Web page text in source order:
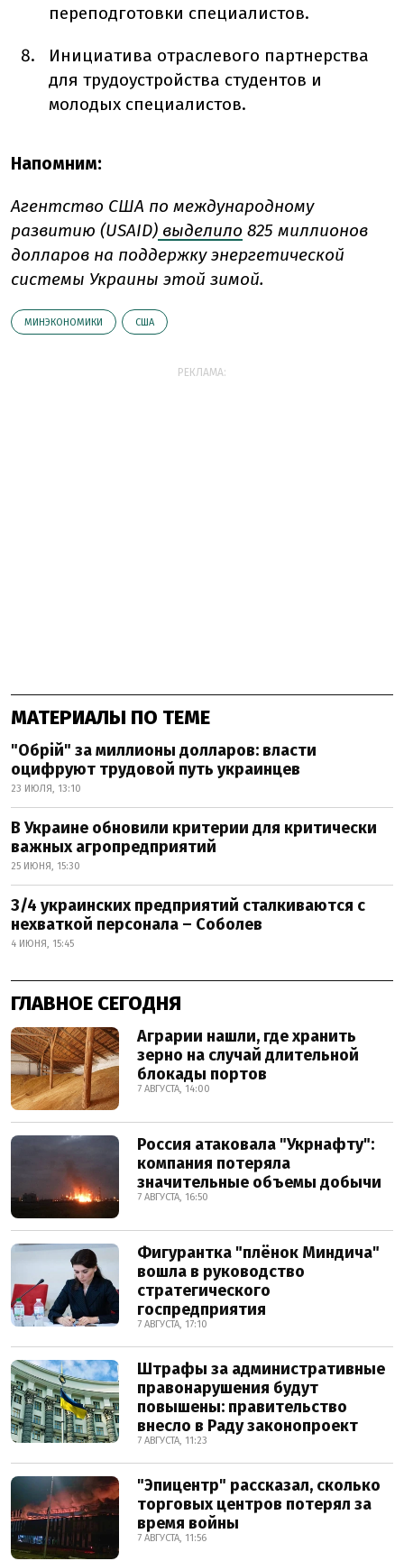
переподготовки специалистов.
Инициатива отраслевого партнерства
для трудоустройства студентов и
молодых специалистов.
Напомним:
Агентство США по международному
развитию (USAID) выделило 825 миллионов
долларов на поддержку энергетической
системы Украины этой зимой.
МИНЭКОНОМИКИ США
РЕКЛАМА:
МАТЕРИАЛЫ ПО ТЕМЕ
"Обрій" за миллионы долларов: власти
оцифруют трудовой путь украинцев
23 ИЮЛЯ, 13:10
В Украине обновили критерии для критически
важных агропредприятий
25 ИЮНЯ, 15:30
3/4 украинских предприятий сталкиваются с
нехваткой персонала – Соболев
4 ИЮНЯ, 15:45
ГЛАВНОЕ СЕГОДНЯ
Аграрии нашли, где хранить
зерно на случай длительной
блокады портов
7 АВГУСТА, 14:00
Россия атаковала "Укрнафту":
компания потеряла
значительные объемы добычи
7 АВГУСТА, 16:50
Фигурантка "плёнок Миндича"
вошла в руководство
стратегического
госпредприятия
7 АВГУСТА, 17:10
Штрафы за административные
правонарушения будут
повышены: правительство
внесло в Раду законопроект
7 АВГУСТА, 11:23
"Эпицентр" рассказал, сколько
торговых центров потерял за
время войны
7 АВГУСТА, 11:56